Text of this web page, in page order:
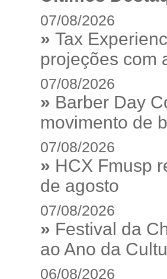
07/08/2026
» Tax
projeções com
07/08/2026
» Barber Day
movimento de
07/08/2026
» HCX Fmusp
de agosto
07/08/2026
» Festival da
ao Ano da
06/08/2026